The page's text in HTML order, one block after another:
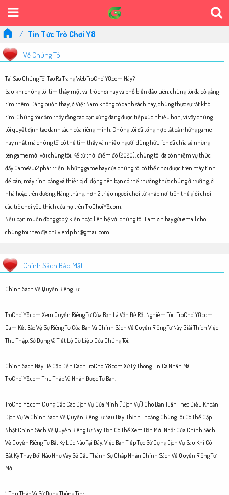
Tin Tức Trò Chơi Y8
Về Chúng Tôi
Tại Sao Chúng Tôi Tạo Ra Trang Web TroChoiY8.com Này?
Sau khi chúng tôi tìm thấy một vài trò chơi hay và phổ biến đầu tiên, chúng tôi đã cố gắng
tìm thêm. Đáng buồn thay, ở Việt Nam không có danh sách này, chúng thực sự rất khó
tìm. Chúng tôi cảm thấy rằng các bạn xứng đáng được tiếp xúc nhiều hơn, vì vậy chúng
tôi quyết định tạo danh sách của riêng mình. Chúng tôi đã tổng hợp tất cả những game
hay nhất mà chúng tôi có thể tìm thấy và nhiều người dùng hữu ích đã chia sẻ những
tên game mới với chúng tôi. Kể từ thời điểm đó (2020), chúng tôi đã có nhiệm vụ thúc
đẩy GameVui2 phát triển! Những game hay của chúng tôi có thể chơi được trên máy tính
để bàn, máy tính bảng và thiết bị di động nên bạn có thể thưởng thức chúng ở trường, ở
nhà hoặc trên đường. Hàng tháng, hơn 2 triệu người chơi từ khắp nơi trên thế giới chơi
các trò chơi yêu thích của họ trên TroChoiY8.com!
Nếu bạn muốn đóng góp ý kiến hoặc liên hệ với chúng tôi. Làm ơn hãy gửi email cho
chúng tôi theo địa chỉ:vietdp.ht@gmail.com
Chính Sách Bảo Mật
Chính Sách Về Quyền Riêng Tư
TroChoiY8.com Xem Quyền Riêng Tư Của Bạn Là Vấn Đề Rất Nghiêm Túc. TroChoiY8.com
Cam Kết Bảo Vệ Sự Riêng Tư Của Bạn Và Chính Sách Về Quyền Riêng Tư Này Giải Thích Việc
Thu Thập, Sử Dụng Và Tiết Lộ Dữ Liệu Của Chúng Tôi.
Chính Sách Này Đề Cập Đến Cách TroChoiY8.com Xử Lý Thông Tin Cá Nhân Mà
TroChoiY8.com Thu Thập Và Nhận Được Từ Bạn.
TroChoiY8.com Cung Cấp Các Dịch Vụ Của Mình ("Dịch Vụ") Cho Bạn Tuân Theo Điều Khoản
Dịch Vụ Và Chính Sách Về Quyền Riêng Tư Sau Đây. Thỉnh Thoảng Chúng Tôi Có Thể Cập
Nhật Chính Sách Về Quyền Riêng Tư Này. Bạn Có Thể Xem Bản Mới Nhất Của Chính Sách
Về Quyền Riêng Tư Bất Kỳ Lúc Nào Tại Đây. Việc Bạn Tiếp Tục Sử Dụng Dịch Vụ Sau Khi Có
Bất Kỳ Thay Đổi Nào Như Vậy Sẽ Cấu Thành Sự Chấp Nhận Chính Sách Về Quyền Riêng Tư
Mới.